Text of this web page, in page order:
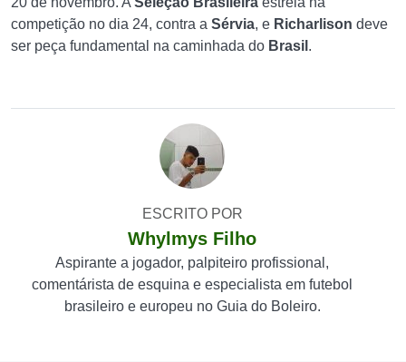
competição no dia 24, contra a Sérvia, e Richarlison deve
ser peça fundamental na caminhada do Brasil .
ESCRITO POR
Whylmys Filho
Aspirante a jogador, palpiteiro profissional,
comentárista de esquina e especialista em futebol
brasileiro e europeu no Guia do Boleiro.